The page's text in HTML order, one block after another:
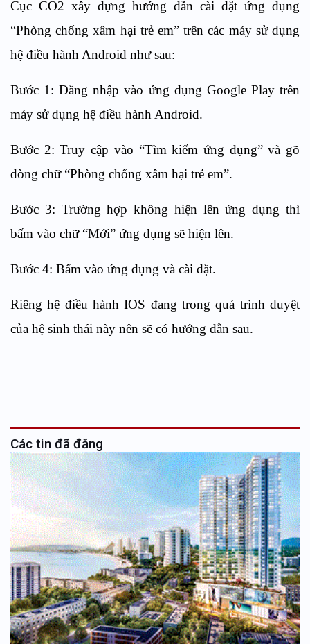
Cục CO2 xây dựng hướng dẫn cài đặt ứng dụng
“Phòng chống xâm hại trẻ em” trên các máy sử dụng
hệ điều hành Android như sau:
Bước 1: Đăng nhập vào ứng dụng Google Play trên
máy sử dụng hệ điều hành Android.
Bước 2: Truy cập vào “Tìm kiếm ứng dụng” và gõ
dòng chữ “Phòng chống xâm hại trẻ em”.
Bước 3: Trường hợp không hiện lên ứng dụng thì
bấm vào chữ “Mới” ứng dụng sẽ hiện lên.
Bước 4: Bấm vào ứng dụng và cài đặt.
Riêng hệ điều hành IOS đang trong quá trình duyệt
của hệ sinh thái này nên sẽ có hướng dẫn sau.
Các tin đã đăng